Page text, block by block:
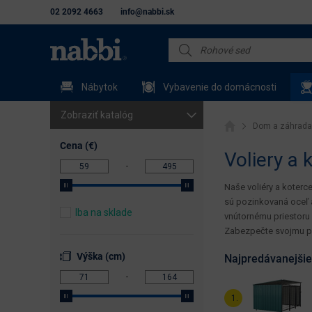
02 2092 4663 info@nabbi.sk
Nábytok Vybavenie do domácnosti
Dom a záhrada
Voliery a
Naše voliéry a
sú pozinkovaná oceľ
vnútornému
Zabezpečte svojmu
Najpredávanejšie
Zobraziť katalóg
Záhradný nábytok
Slnečníky a tienenie
Hojdačky
Hojdacie siete
Cena (€)
Iba na sklade
Výška (cm)